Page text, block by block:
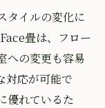
タイルの変化に
畳は、フロー
への変更も容易
対応が可能で
優れているた